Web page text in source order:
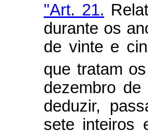
"Art. 21.
durante os
de vinte e
que tratam
dezembro
deduzir,
sete inteiros